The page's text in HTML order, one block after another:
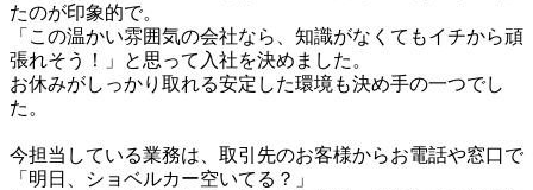
たのが印象的で。
「この温かい雰囲気の会社なら、知識がなくてもイチから頑
張れそう！」と思って入社を決めました。
お休みがしっかり取れる安定した環境も決め手の一つでし
た。
今担当している業務は、取引先のお客様からお電話や窓口で
「明日、ショベルカー空いてる？」